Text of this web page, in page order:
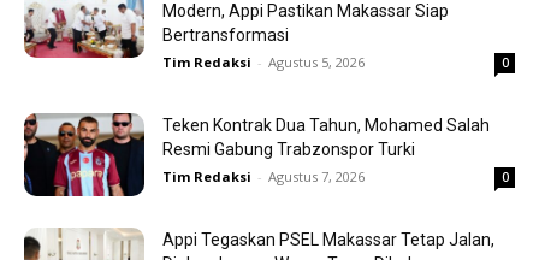
Modern, Appi Pastikan Makassar Siap
Bertransformasi
Tim Redaksi - Agustus 5, 2026 0
Teken Kontrak Dua Tahun, Mohamed Salah
Resmi Gabung Trabzonspor Turki
Tim Redaksi - Agustus 7, 2026 0
Appi Tegaskan PSEL Makassar Tetap Jalan,